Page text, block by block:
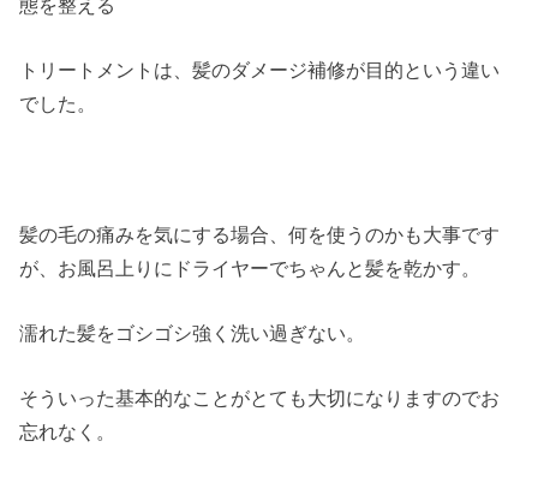
態を整える
トリートメントは、髪のダメージ補修が目的という違い
でした。
髪の毛の痛みを気にする場合、何を使うのかも大事です
が、お風呂上りにドライヤーでちゃんと髪を乾かす。
濡れた髪をゴシゴシ強く洗い過ぎない。
そういった基本的なことがとても大切になりますのでお
忘れなく。